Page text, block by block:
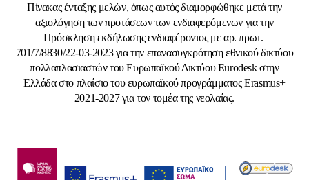
Πίνακας ένταξης μελών, όπως αυτός διαμορφώθηκε μετά την
αξιολόγηση των προτάσεων των ενδιαφερόμενων για την
Πρόσκληση εκδήλωσης ενδιαφέροντος με αρ. πρωτ.
701/7/8830/22-03-2023 για την επανασυγκρότηση εθνικού δικτύου
πολλαπλασιαστών του Ευρωπαϊκού Δικτύου Eurodesk στην
Ελλάδα στο πλαίσιο του ευρωπαϊκού προγράμματος Erasmus+
2021-2027 για τον τομέα της νεολαίας.